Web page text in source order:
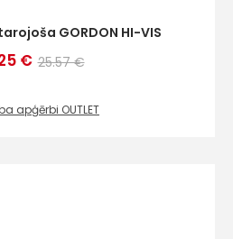
GORDON HI-VIS
€ 25.57 €
apģērbi OUTLET